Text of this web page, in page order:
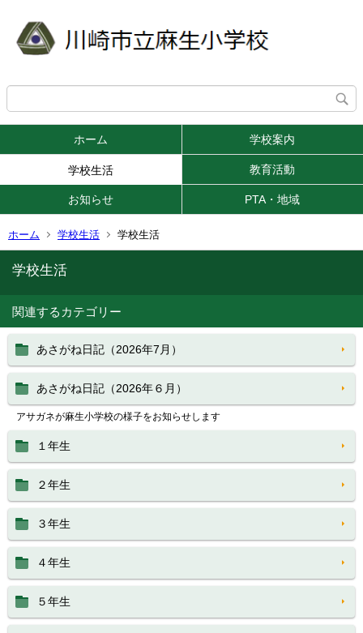
ホーム 学校案内
学校生活 教育活動
お知らせ PTA・地域
ホーム 学校生活 学校生活
学校生活
関連するカテゴリー
あさがね日記（2026年7月）
あさがね日記（2026年６月）
アサガネが麻生小学校の様子をお知らせします
１年生
２年生
３年生
４年生
５年生